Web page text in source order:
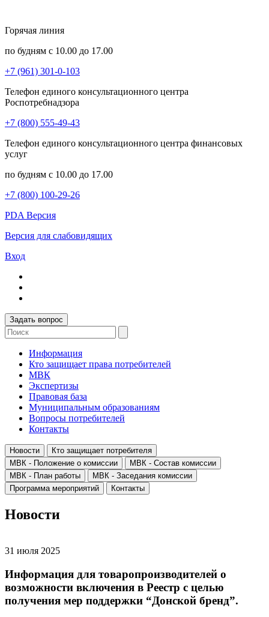
Горячая линия
по будням с 10.00 до 17.00
+7 (961) 301-0-103
Телефон единого консультационного центра
Роспотребнадзора
+7 (800) 555-49-43
Телефон единого консультационного центра финансовых
услуг
по будням с 10.00 до 17.00
+7 (800) 100-29-26
PDA Версия
Версия для слабовидящих
Вход
Задать вопрос
Информация
Кто защищает права потребителей
МВК
Экспертизы
Правовая база
Муниципальным образованиям
Вопросы потребителей
Контакты
Новости
Кто защищает потребителя
МВК - Положение о комиссии
МВК - Состав комиссии
МВК - План работы
МВК - Заседания комиссии
Программа мероприятий
Контакты
Новости
31 июля 2025
Информация для товаропроизводителей о
возможности включения в Реестр с целью
получения мер поддержки “Донской бренд”.